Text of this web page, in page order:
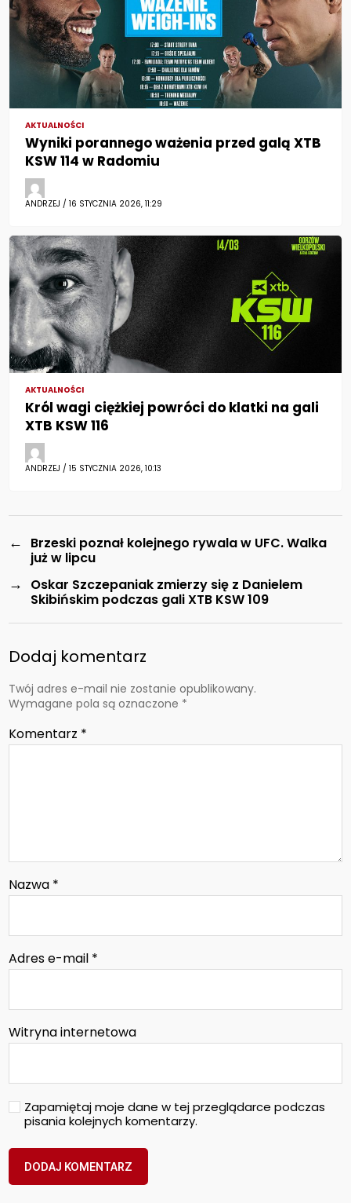
AKTUALNOŚCI
Wyniki porannego ważenia przed galą XTB
KSW 114 w Radomiu
ANDRZEJ / 16 STYCZNIA 2026, 11:29
AKTUALNOŚCI
Król wagi ciężkiej powróci do klatki na gali
XTB KSW 116
ANDRZEJ / 15 STYCZNIA 2026, 10:13
←
Brzeski poznał kolejnego rywala w UFC. Walka
już w lipcu
→
Oskar Szczepaniak zmierzy się z Danielem
Skibińskim podczas gali XTB KSW 109
Dodaj komentarz
Twój adres e-mail nie zostanie opublikowany.
Wymagane pola są oznaczone *
Komentarz *
Nazwa *
Adres e-mail *
Witryna internetowa
Zapamiętaj moje dane w tej przeglądarce podczas
pisania kolejnych komentarzy.